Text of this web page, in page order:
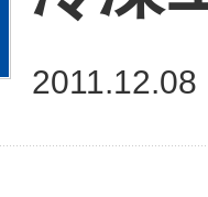
2011.12.08